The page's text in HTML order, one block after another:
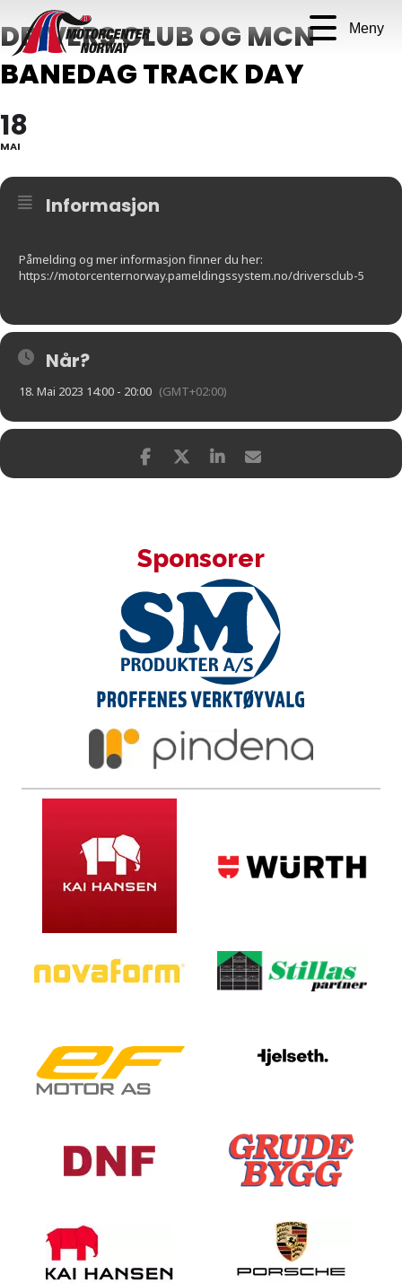
Meny
DRIVERS CLUB OG MCN
BANEDAG TRACK DAY
18
MAI
Informasjon
Påmelding og mer informasjon finner du her:
https://motorcenternorway.pameldingssystem.no/driversclub-5
Når?
18. Mai 2023 14:00 - 20:00 (GMT+02:00)
Sponsorer